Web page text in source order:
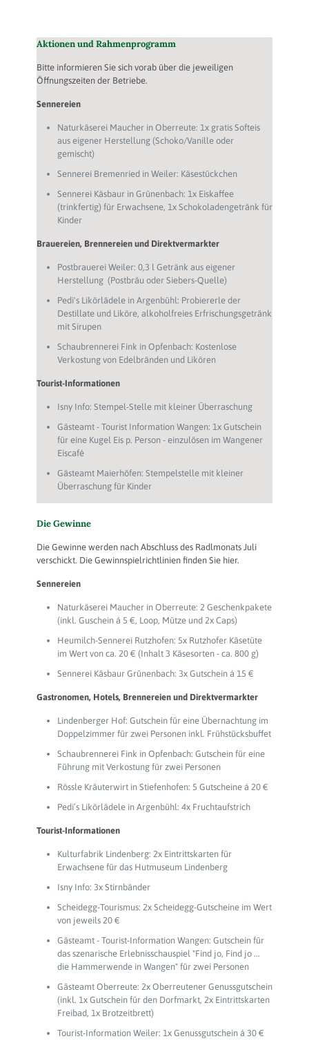
Aktionen und Rahmenprogramm
Bitte informieren Sie sich vorab über die jeweiligen
Öffnungszeiten der Betriebe.
Sennereien
Naturkäserei Maucher in Oberreute: 1x gratis Softeis
aus eigener Herstellung (Schoko/Vanille oder
gemischt)
Sennerei Bremenried in Weiler: Käsestückchen
Sennerei Käsbaur in Grünenbach: 1x Eiskaffee
(trinkfertig) für Erwachsene, 1x Schokoladengetränk für
Kinder
Brauereien, Brennereien und Direktvermarkter
Postbrauerei Weiler: 0,3 l Getränk aus eigener
Herstellung (Postbräu oder Siebers-Quelle)
Pedi's Likörlädele in Argenbühl: Probiererle der
Destillate und Liköre, alkoholfreies Erfrischungsgetränk
mit Sirupen
Schaubrennerei Fink in Opfenbach: Kostenlose
Verkostung von Edelbränden und Likören
Tourist-Informationen
Isny Info: Stempel-Stelle mit kleiner Überraschung
Gästeamt - Tourist Information Wangen: 1x Gutschein
für eine Kugel Eis p. Person - einzulösen im Wangener
Eiscafé
Gästeamt Maierhöfen: Stempelstelle mit kleiner
Überraschung für Kinder
Die Gewinne
Die Gewinne werden nach Abschluss des Radlmonats Juli
verschickt. Die Gewinnspielrichtlinien finden Sie hier.
Sennereien
Naturkäserei Maucher in Oberreute: 2 Geschenkpakete
(inkl. Guschein á 5 €, Loop, Mütze und 2x Caps)
Heumilch-Sennerei Rutzhofen: 5x Rutzhofer Käsetüte
im Wert von ca. 20 € (Inhalt 3 Käsesorten - ca. 800 g)
Sennerei Käsbaur Grünenbach: 3x Gutschein á 15 €
Gastronomen, Hotels, Brennereien und Direktvermarkter
Lindenberger Hof: Gutschein für eine Übernachtung im
Doppelzimmer für zwei Personen inkl. Frühstücksbuffet
Schaubrennerei Fink in Opfenbach: Gutschein für eine
Führung mit Verkostung für zwei Personen
Rössle Kräuterwirt in Stiefenhofen: 5 Gutscheine á 20 €
Pedi’s Likörlädele in Argenbühl: 4x Fruchtaufstrich
Tourist-Informationen
Kulturfabrik Lindenberg: 2x Eintrittskarten für
Erwachsene für das Hutmuseum Lindenberg
Isny Info: 3x Stirnbänder
Scheidegg-Tourismus: 2x Scheidegg-Gutscheine im Wert
von jeweils 20 €
Gästeamt - Tourist-Information Wangen: Gutschein für
das szenarische Erlebnisschauspiel "Find jo, Find jo ...
die Hammerwende in Wangen" für zwei Personen
Gästeamt Oberreute: 2x Oberreutener Genussgutschein
(inkl. 1x Gutschein für den Dorfmarkt, 2x Eintrittskarten
Freibad, 1x Brotzeitbrett)
Tourist-Information Weiler: 1x Genussgutschein á 30 €